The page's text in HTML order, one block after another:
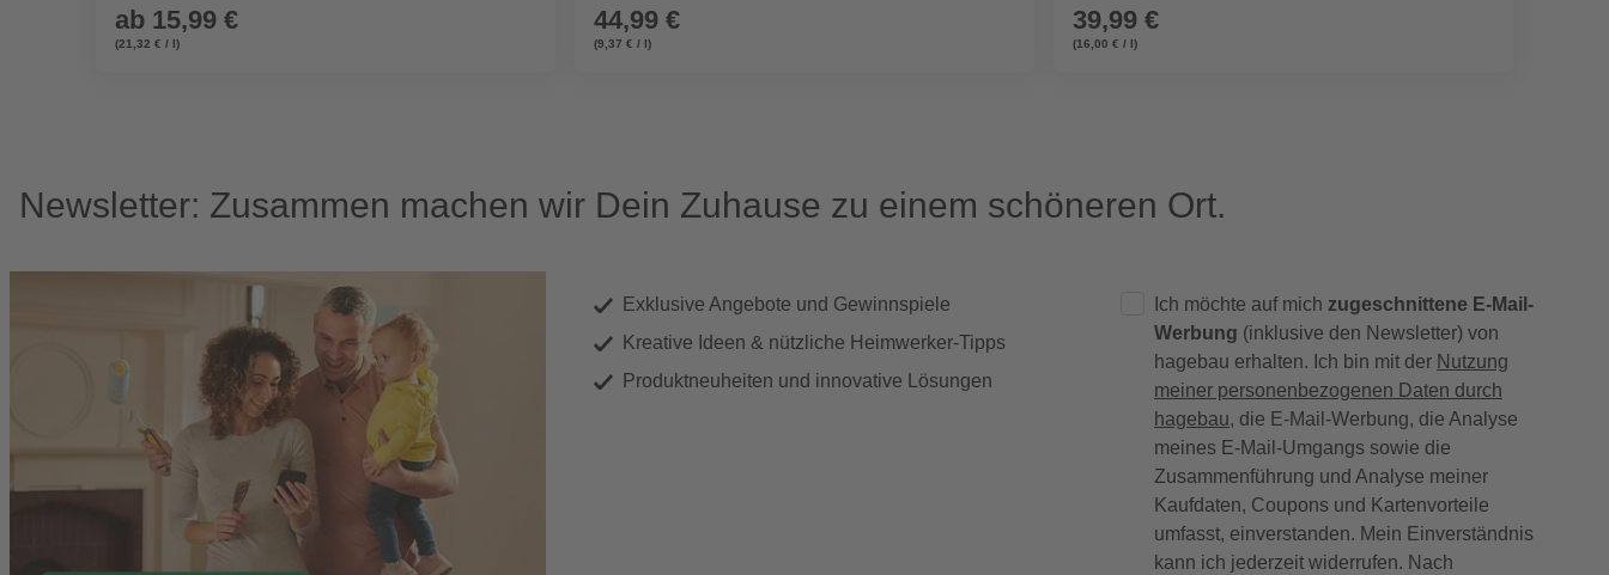
ab 15,99 €
(21,32 € / l)
44,99 €
(9,37 € / l)
39,99 €
(16,00 € / l)
Newsletter: Zusammen machen wir Dein Zuhause zu einem schöneren Ort.
Exklusive Angebote und Gewinnspiele
Kreative Ideen & nützliche Heimwerker-Tipps
Produktneuheiten und innovative Lösungen
Ich möchte auf mich zugeschnittene E-Mail-
Werbung (inklusive den Newsletter) von
hagebau erhalten. Ich bin mit der Nutzung
meiner personenbezogenen Daten durch
hagebau, die E-Mail-Werbung, die Analyse
meines E-Mail-Umgangs sowie die
Zusammenführung und Analyse meiner
Kaufdaten, Coupons und Kartenvorteile
umfasst, einverstanden. Mein Einverständnis
kann ich jederzeit widerrufen. Nach